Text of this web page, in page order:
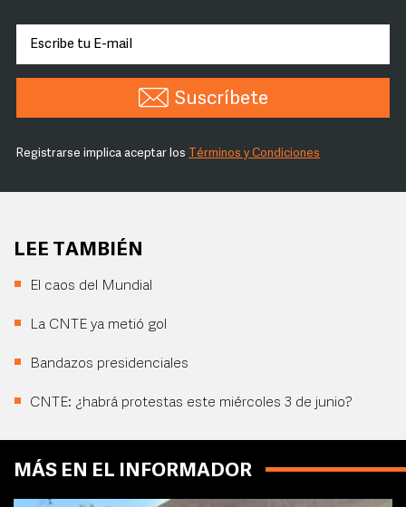
Suscríbete
Registrarse implica aceptar los Términos y Condiciones
LEE TAMBIÉN
El caos del Mundial
La CNTE ya metió gol
Bandazos presidenciales
CNTE: ¿habrá protestas este miércoles 3 de junio?
MÁS EN EL INFORMADOR